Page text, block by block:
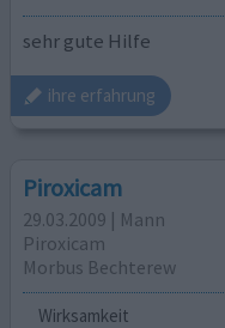
sehr gute Hilfe
ihre erfahrung
Piroxicam
29.03.2009 | Mann
Piroxicam
Morbus Bechterew
Wirksamkeit